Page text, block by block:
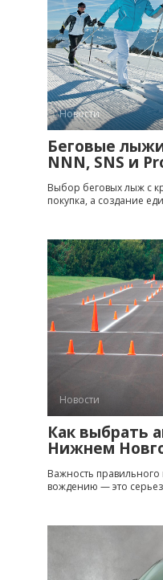
Новости
Беговые
NNN, SNS и
Выбор беговых лыж с
покупка, а создание
Новости
Как выбрать
Нижнем
Важность
вождению — это